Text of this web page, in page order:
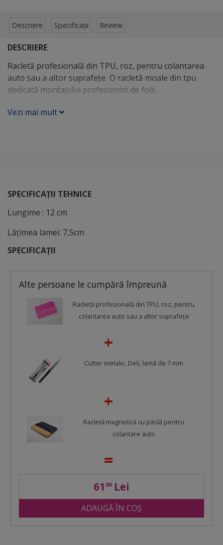
Descriere Specificații Review
DESCRIERE
Racletă profesională din TPU, roz, pentru colantarea
auto sau a altor suprafețe O racletă moale din tpu
dedicată montajului profesionist de folii.
Vezi mai mult
SPECIFICAȚII TEHNICE
Lungime : 12 cm
Lățimea lamei: 7,5cm
SPECIFICAȚII
Alte persoane le cumpără împreună
Racletă profesională din TPU, roz, pentru
colantarea auto sau a altor suprafețe
Cutter metalic, Deli, lamă de 7 mm
Racletă magnetică cu pâslă pentru
colantare auto
61 00Lei
ADAUGĂ ÎN COȘ